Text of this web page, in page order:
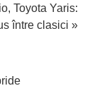
Toyota Yaris:
între clasici »